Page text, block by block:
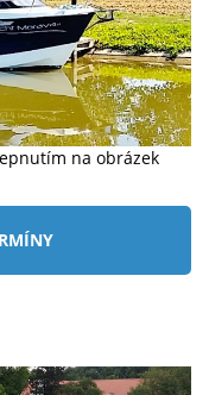
na obrázek